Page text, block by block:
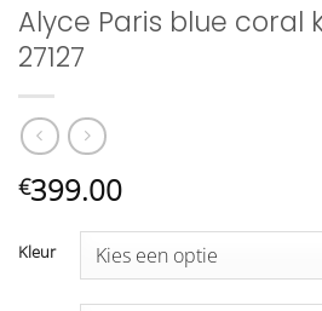
Alyce Paris blue coral
27127
€399.00
Kleur